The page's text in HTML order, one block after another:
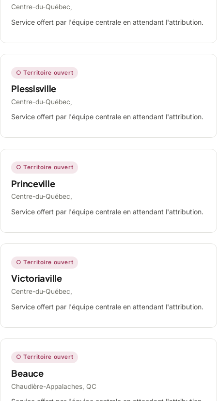
Centre-du-Québec,
Service offert par l'équipe centrale en attendant l'attribution.
○ Territoire ouvert
Plessisville
Centre-du-Québec,
Service offert par l'équipe centrale en attendant l'attribution.
○ Territoire ouvert
Princeville
Centre-du-Québec,
Service offert par l'équipe centrale en attendant l'attribution.
○ Territoire ouvert
Victoriaville
Centre-du-Québec,
Service offert par l'équipe centrale en attendant l'attribution.
○ Territoire ouvert
Beauce
Chaudière-Appalaches, QC